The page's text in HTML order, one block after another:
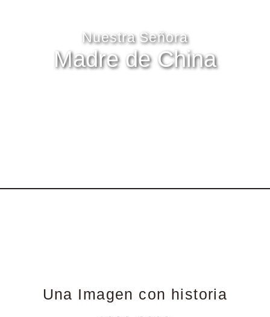
Nuestra Señora
Madre de China
Una Imagen con historia